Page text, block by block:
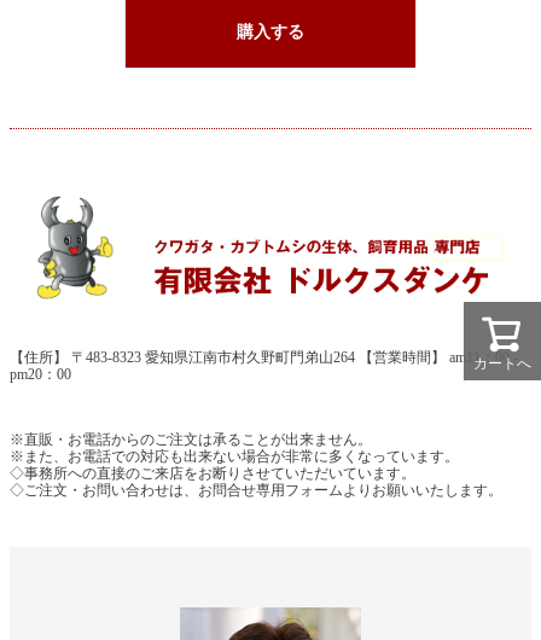
購入する
【住所】 〒483-8323 愛知県江南市村久野町門弟山264 【営業時間】 am11：00 -
pm20：00
※直販・お電話からのご注文は承ることが出来ません。
※また、お電話での対応も出来ない場合が非常に多くなっています。
◇事務所への直接のご来店をお断りさせていただいています。
◇ご注文・お問い合わせは、お問合せ専用フォームよりお願いいたします。
カートへ